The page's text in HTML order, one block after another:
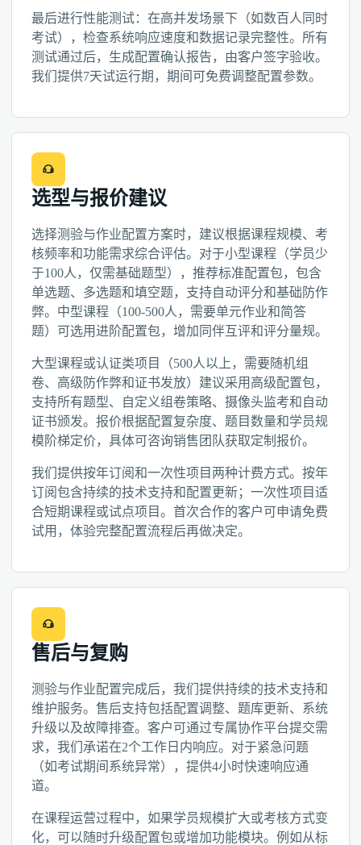
最后进行性能测试：在高并发场景下（如数百人同时
考试），检查系统响应速度和数据记录完整性。所有
测试通过后，生成配置确认报告，由客户签字验收。
我们提供7天试运行期，期间可免费调整配置参数。
选型与报价建议
选择测验与作业配置方案时，建议根据课程规模、考
核频率和功能需求综合评估。对于小型课程（学员少
于100人，仅需基础题型），推荐标准配置包，包含
单选题、多选题和填空题，支持自动评分和基础防作
弊。中型课程（100-500人，需要单元作业和简答
题）可选用进阶配置包，增加同伴互评和评分量规。
大型课程或认证类项目（500人以上，需要随机组
卷、高级防作弊和证书发放）建议采用高级配置包，
支持所有题型、自定义组卷策略、摄像头监考和自动
证书颁发。报价根据配置复杂度、题目数量和学员规
模阶梯定价，具体可咨询销售团队获取定制报价。
我们提供按年订阅和一次性项目两种计费方式。按年
订阅包含持续的技术支持和配置更新；一次性项目适
合短期课程或试点项目。首次合作的客户可申请免费
试用，体验完整配置流程后再做决定。
售后与复购
测验与作业配置完成后，我们提供持续的技术支持和
维护服务。售后支持包括配置调整、题库更新、系统
升级以及故障排查。客户可通过专属协作平台提交需
求，我们承诺在2个工作日内响应。对于紧急问题
（如考试期间系统异常），提供4小时快速响应通
道。
在课程运营过程中，如果学员规模扩大或考核方式变
化，可以随时升级配置包或增加功能模块。例如从标